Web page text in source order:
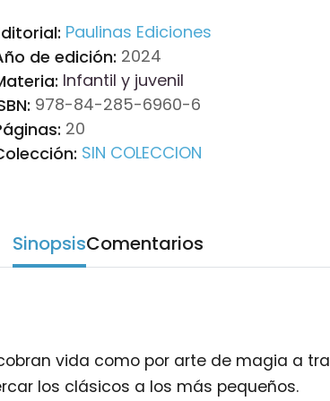
Paulinas Ediciones
de edición: 2024
Infantil y juvenil
978-84-285-6960-6
20
SIN COLECCION
SinopsisComentarios
cobran vida como por arte de magia a
los clásicos a los más pequeños.